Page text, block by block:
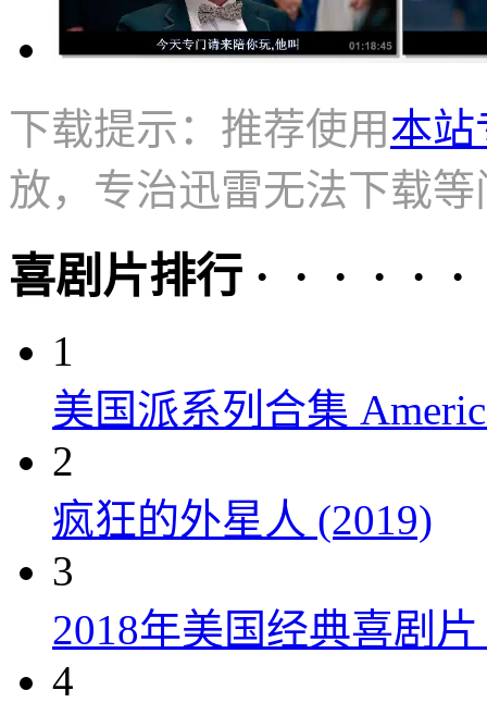
下载提示：推荐使用本站
放，专治迅雷无法下载等
喜剧片排行 · · · · · ·
1
美国派系列合集
2
疯狂的外星人 (2019)
3
2018年美国经典喜剧
4